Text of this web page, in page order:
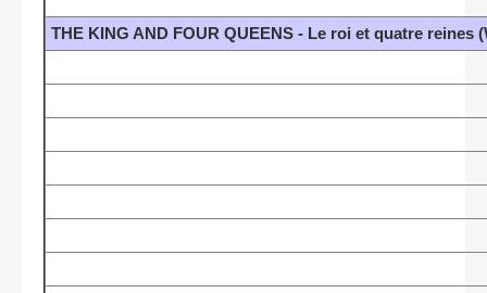
THE KING AND FOUR QUEENS - Le roi et quatre reines